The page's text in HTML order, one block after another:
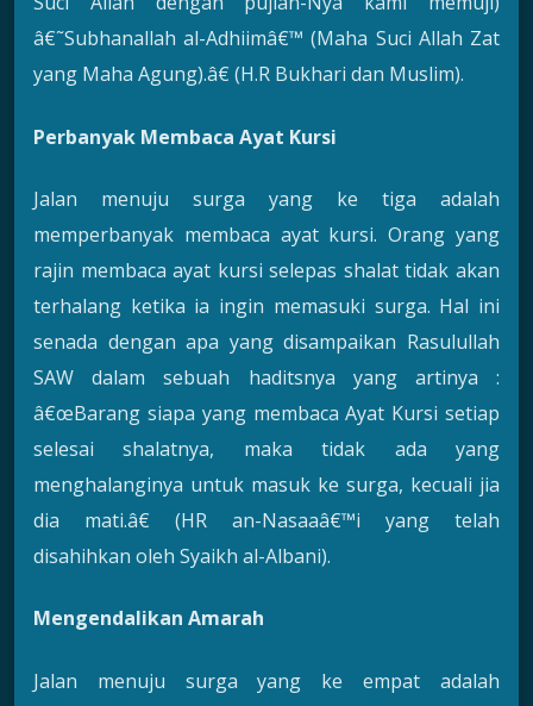
â€˜Subhanallah al-Adhiimâ€™ (Maha Suci Allah Zat
yang Maha Agung).â€ (H.R Bukhari dan Muslim).
Perbanyak Membaca Ayat Kursi
Jalan menuju surga yang ke tiga adalah
memperbanyak membaca ayat kursi. Orang yang
rajin membaca ayat kursi selepas shalat tidak akan
terhalang ketika ia ingin memasuki surga. Hal ini
senada dengan apa yang disampaikan Rasulullah
SAW dalam sebuah haditsnya yang artinya :
â€œBarang siapa yang membaca Ayat Kursi setiap
selesai shalatnya, maka tidak ada yang
menghalanginya untuk masuk ke surga, kecuali jia
dia mati.â€ (HR an-Nasaaâ€™i yang telah
disahihkan oleh Syaikh al-Albani).
Mengendalikan Amarah
Jalan menuju surga yang ke empat adalah